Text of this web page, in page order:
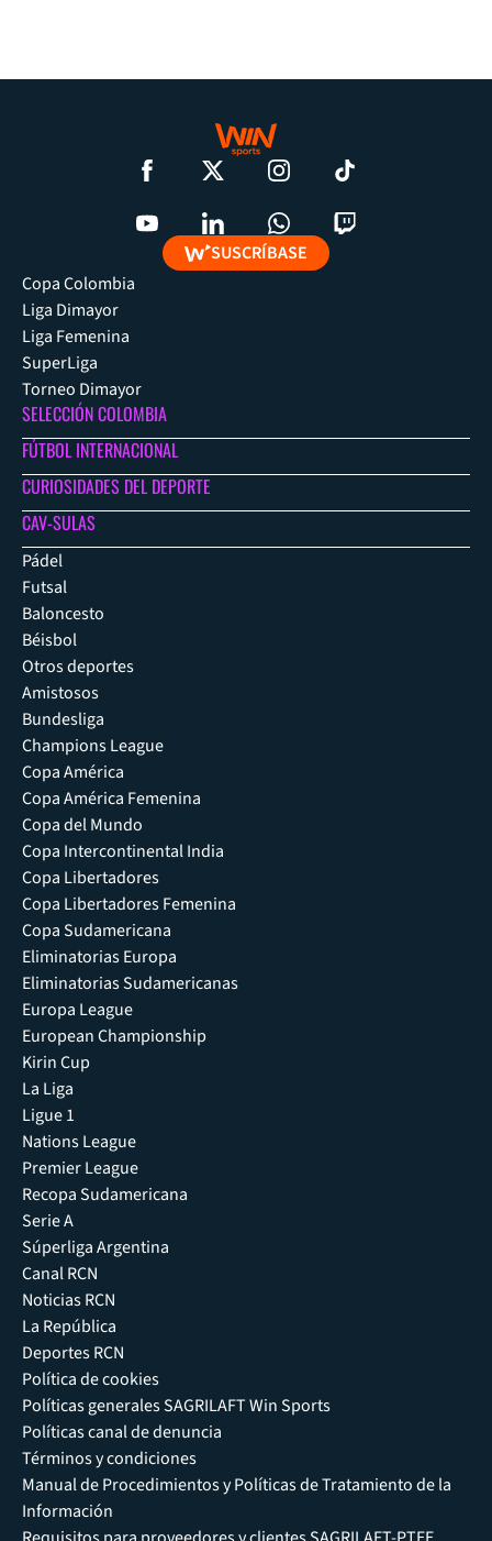
SUSCRÍBASE
Copa Colombia
Liga Dimayor
Liga Femenina
SuperLiga
Torneo Dimayor
SELECCIÓN COLOMBIA
FÚTBOL INTERNACIONAL
CURIOSIDADES DEL DEPORTE
CAV-SULAS
Pádel
Futsal
Baloncesto
Béisbol
Otros deportes
Amistosos
Bundesliga
Champions League
Copa América
Copa América Femenina
Copa del Mundo
Copa Intercontinental India
Copa Libertadores
Copa Libertadores Femenina
Copa Sudamericana
Eliminatorias Europa
Eliminatorias Sudamericanas
Europa League
European Championship
Kirin Cup
La Liga
Ligue 1
Nations League
Premier League
Recopa Sudamericana
Serie A
Súperliga Argentina
Canal RCN
Noticias RCN
La República
Deportes RCN
Política de cookies
Políticas generales SAGRILAFT Win Sports
Políticas canal de denuncia
Términos y condiciones
Manual de Procedimientos y Políticas de Tratamiento de la
Información